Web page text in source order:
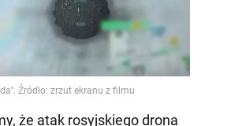
że atak rosyjskiego drona